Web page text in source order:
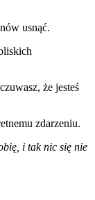
usnąć.
że jesteś
zdarzeniu.
i tak nic się nie